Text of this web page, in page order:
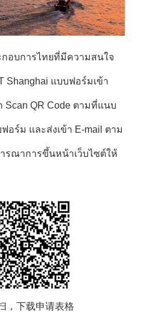
อบการไทยที่มีความสนใจ
Shanghai แบบฟอร์มเข้า
QR Code ตามที่แนบ
อร์ม และส่งเข้า E-mail ตาม
ารณาการขึ้นหน้าเว็บไซต์ให้
，下载申请表格